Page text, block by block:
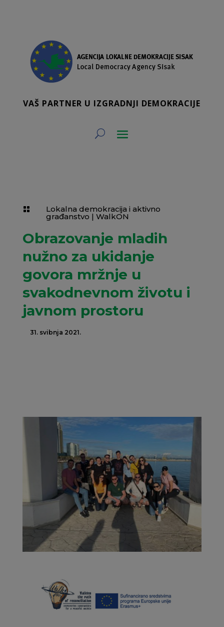
VAŠ PARTNER U IZGRADNJI DEMOKRACIJE
 Lokalna demokracija i aktivno
građanstvo | WalkON
Obrazovanje mladih
nužno za ukidanje
govora mržnje u
svakodnevnom životu i
javnom prostoru
31. svibnja 2021.